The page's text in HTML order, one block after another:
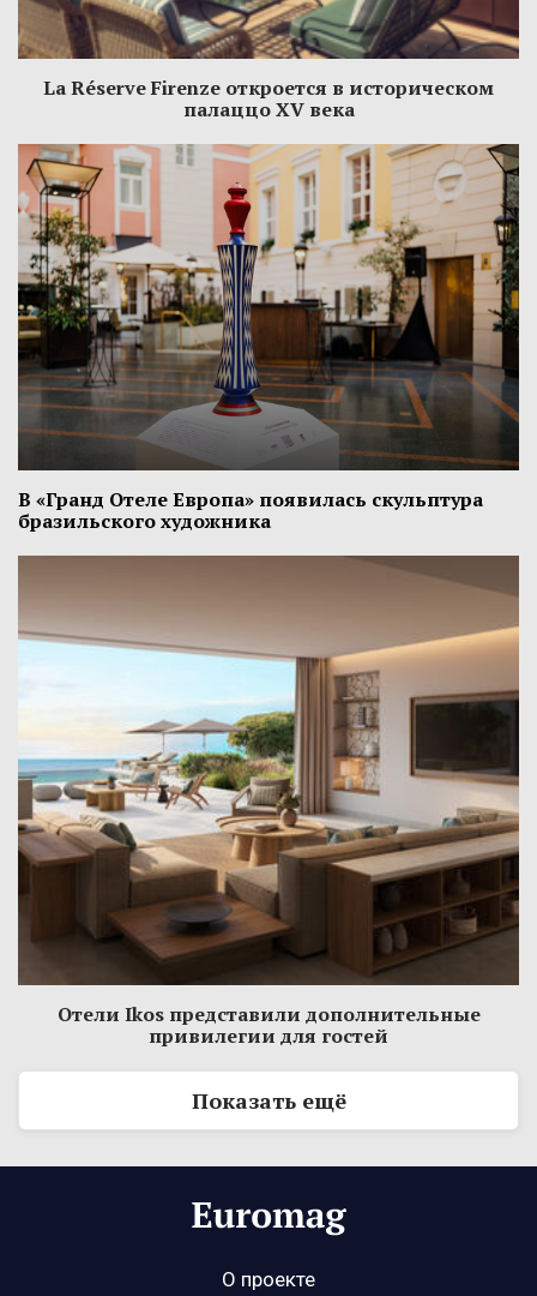
La Réserve Firenze откроется в историческом
палаццо XV века
В «Гранд Отеле Европа» появилась скульптура
бразильского художника
Отели Ikos представили дополнительные
привилегии для гостей
Показать ещё
О проекте